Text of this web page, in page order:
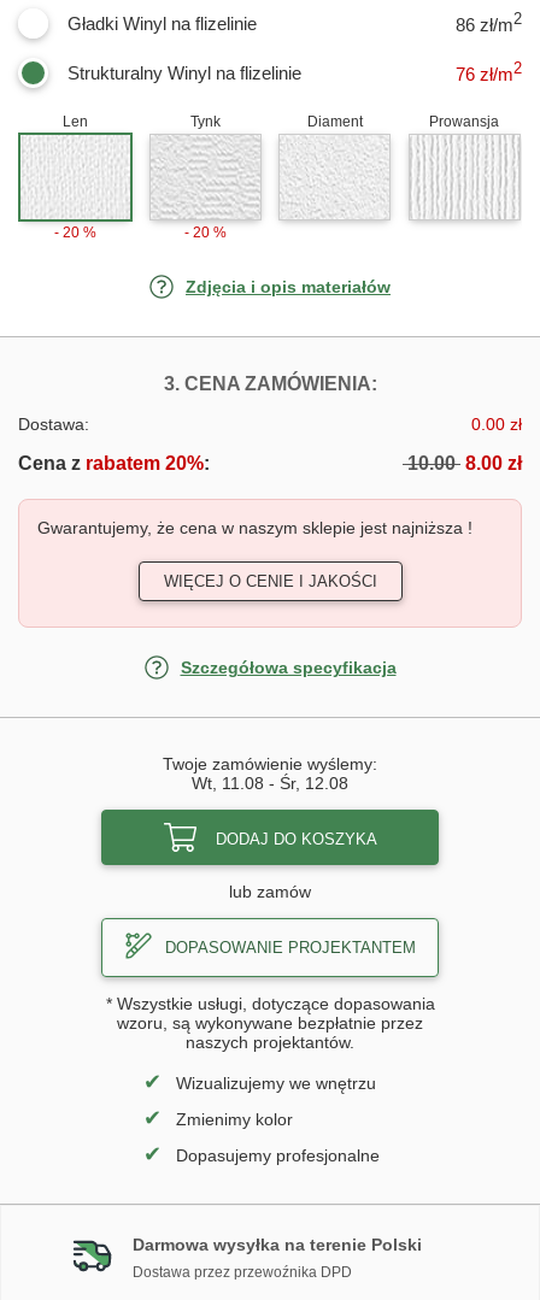
Gładki Winyl na flizelinie 86 zł/m2
Strukturalny Winyl na flizelinie 76 zł/m2
Len
- 20 %
Tynk
- 20 %
Diament Prowansja
Zdjęcia i opis materiałów
3. CENA ZAMÓWIENIA:FOTOTAPETY
Dostawa: 0.00 zł
Cena z rabatem 20%: 10.00 8.00 zł
Gwarantujemy, że cena w naszym sklepie jest najniższa !
WIĘCEJ O CENIE I JAKOŚCI
Szczegółowa specyfikacja
Twoje zamówienie wyślemy:
Wt, 11.08 - Śr, 12.08
DODAJ DO KOSZYKA
lub zamów
DOPASOWANIE PROJEKTANTEM
* Wszystkie usługi, dotyczące dopasowania
wzoru, są wykonywane bezpłatnie przez
naszych projektantów.
✔ Wizualizujemy we wnętrzu
✔ Zmienimy kolor
✔ Dopasujemy profesjonalne
Darmowa wysyłka na terenie Polski
Dostawa przez przewoźnika DPD